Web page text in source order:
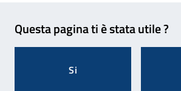
Questa pagina ti è stata utile ?
Si